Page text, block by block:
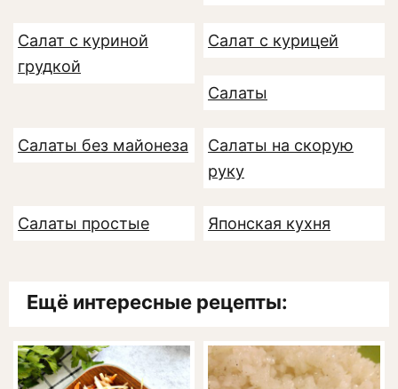
Салат с куриной
грудкой
Салат с курицей
Салаты
Салаты без майонеза
Салаты на скорую
руку
Салаты простые Японская кухня
Ещё интересные рецепты: